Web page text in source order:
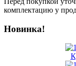
комплектацию у
Новинка!